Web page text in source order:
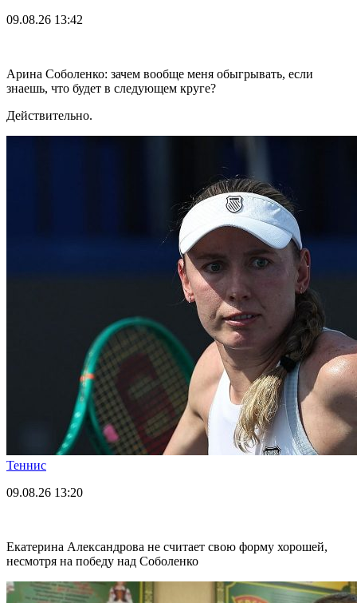
09.08.26 13:42
Арина Соболенко: зачем вообще меня обыгрывать, если
знаешь, что будет в следующем круге?
Действительно.
Теннис
09.08.26 13:20
Екатерина Александрова не считает свою форму хорошей,
несмотря на победу над Соболенко